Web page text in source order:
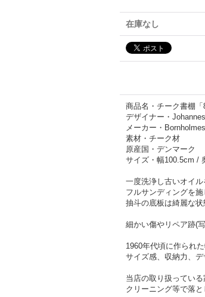
在庫なし
商品名・チーク書棚「
デザイナー・
メーカー・
素材・チーク材
原産国・デンマーク
サイズ・幅100.5cm /
一度洗浄し古いオイル
フルサンディングを施
抽斗の底板は綺麗な状
細かい傷やリペア跡(
1960年代頃に作られ
サイズ感、収納力、デ
当店の取り扱ってい
クリーニング等で落